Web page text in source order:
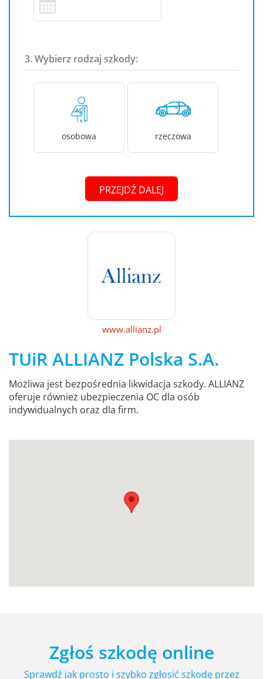
3. Wybierz rodzaj szkody:
osobowa rzeczowa
PRZEJDŹ DALEJ
www.allianz.pl
TUiR ALLIANZ Polska S.A.
Możliwa jest bezpośrednia likwidacja szkody. ALLIANZ
oferuje również ubezpieczenia OC dla osób
indywidualnych oraz dla firm.
Zgłoś szkodę online
Sprawdź jak prosto i szybko zgłosić szkodę przez